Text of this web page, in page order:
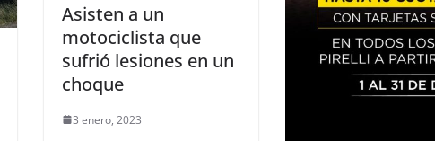
Asisten a un
motociclista que
sufrió lesiones en un
choque
3 enero, 2023